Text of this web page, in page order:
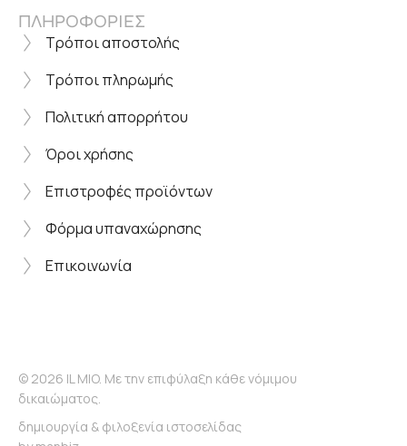
ΠΛΗΡΟΦΟΡΙΕΣ
Τρόποι αποστολής
Τρόποι πληρωμής
Πολιτική απορρήτου
Όροι χρήσης
Επιστροφές προϊόντων
Φόρμα υπαναχώρησης
Επικοινωνία
© 2026 IL MIO. Με την επιφύλαξη κάθε νόμιμου
δικαιώματος.
δημιουργία & φιλοξενία ιστοσελίδας